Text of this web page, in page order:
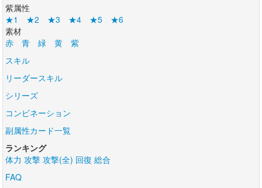
紫属性
★1
★2 ★3 ★4 ★5
★6
素材
赤
青 緑 黄
紫
スキル
リーダースキル
シリーズ
コンビネーション
副属性カード一覧
ランキング
体力 攻撃 攻撃(全) 回復 総合
FAQ